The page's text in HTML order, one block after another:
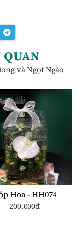
và Ngọt Ngào
Hoa - HH074
200.000đ